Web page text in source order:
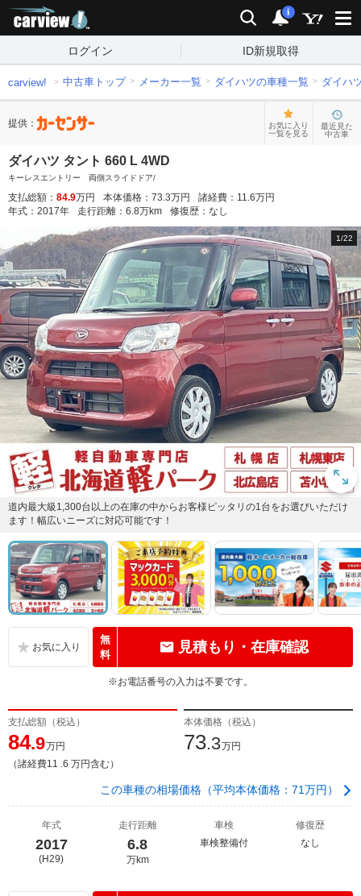
検索 通知
i
ログイン ID新規取得
carview! 中古車トップ メーカー一覧 ダイハツの車種一覧 ダイハ
提供：
お気に入り
一覧を見る
最近見た
中古車
ダイハツ タント 660 L 4WD
キーレスエントリー 両側スライドドア/
支払総額： 84.9万円 本体価格： 73.3万円 諸経費： 11.6万円
年式： 2017年 走行距離： 6.8万km 修復歴： なし
1/22
道内最大級1,300台以上の在庫の中からお客様ピッタリの1台をお選びいただけ
ます！幅広いニーズに対応可能です！
無
料
見積もり・在庫確認
※お電話番号の入力は不要です。
支払総額（税込）
84.9万円
（諸経費11 .6 万円含む）
本体価格（税込）
73.3万円
この車種の相場価格（平均本体価格：71万円）
年式
2017
(H29)
走行距離
6.8
万km
車検
車検整備付
修復歴
なし